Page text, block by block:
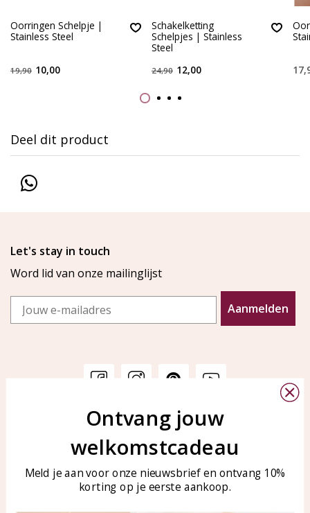
Oorringen Schelpje |
Stainless Steel
19,90 10,00
Schakelketting
Schelpjes | Stainless
Steel
24,90 12,00
Deel dit product
Let's stay in touch
Word lid van onze mailinglijst
Email
Aanmelden
Veelgestelde vragen
Sieraden onderhouden
KAYA Sieraden
Bellen of WhatsApp Ma-Vr
tussen 09:00-17:00
Tel: 0850003187
WhatsApp: 0850003187
Ontvang jouw
welkomstcadeau
Meld je aan voor onze nieuwsbrief en ontvang 10%
korting op je eerste aankoop.